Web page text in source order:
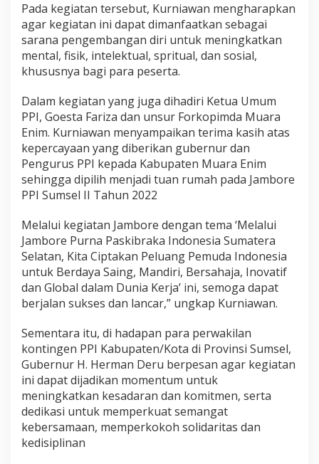
Pada kegiatan tersebut, Kurniawan mengharapkan
agar kegiatan ini dapat dimanfaatkan sebagai
sarana pengembangan diri untuk meningkatkan
mental, fisik, intelektual, spritual, dan sosial,
khususnya bagi para peserta.
Dalam kegiatan yang juga dihadiri Ketua Umum
PPI, Goesta Fariza dan unsur Forkopimda Muara
Enim. Kurniawan menyampaikan terima kasih atas
kepercayaan yang diberikan gubernur dan
Pengurus PPI kepada Kabupaten Muara Enim
sehingga dipilih menjadi tuan rumah pada Jambore
PPI Sumsel II Tahun 2022
Melalui kegiatan Jambore dengan tema ‘Melalui
Jambore Purna Paskibraka Indonesia Sumatera
Selatan, Kita Ciptakan Peluang Pemuda Indonesia
untuk Berdaya Saing, Mandiri, Bersahaja, Inovatif
dan Global dalam Dunia Kerja’ ini, semoga dapat
berjalan sukses dan lancar,” ungkap Kurniawan.
Sementara itu, di hadapan para perwakilan
kontingen PPI Kabupaten/Kota di Provinsi Sumsel,
Gubernur H. Herman Deru berpesan agar kegiatan
ini dapat dijadikan momentum untuk
meningkatkan kesadaran dan komitmen, serta
dedikasi untuk memperkuat semangat
kebersamaan, memperkokoh solidaritas dan
kedisiplinan